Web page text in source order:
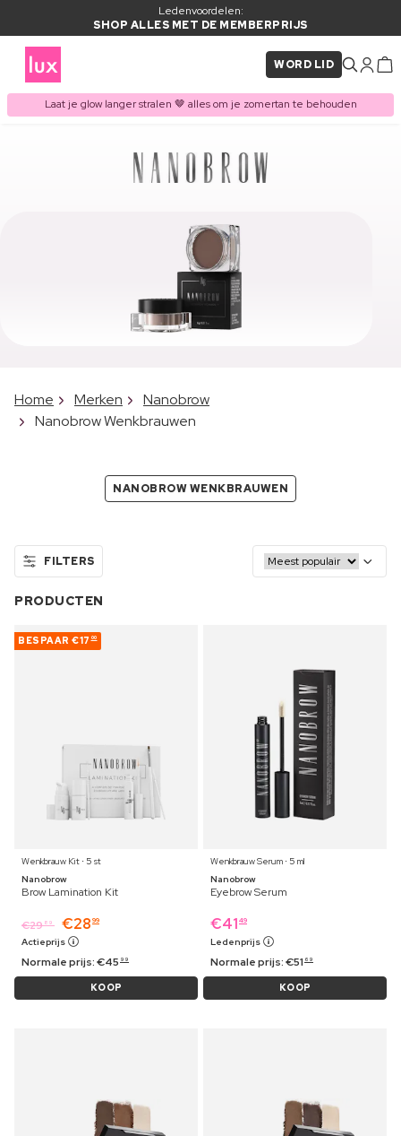
Ledenvoordelen:
SHOP ALLES MET DE MEMBERPRIJS
WORD LID
Laat je glow langer stralen 🤎 alles om je zomertan te behouden
Home Merken
Nanobrow
Nanobrow Wenkbrauwen
NANOBROW WENKBRAUWEN
FILTERS
PRODUCTEN
BESPAAR €17 00
Wenkbrauw Kit ⋅ 5 st
Nanobrow
Brow Lamination Kit
€29 89 €28 99
Actieprijs
Normale prijs:€45 99
KOOP
Wenkbrauw Serum ⋅ 5 ml
Nanobrow
Eyebrow Serum
€41 49
Ledenprijs
Normale prijs:€51 69
KOOP